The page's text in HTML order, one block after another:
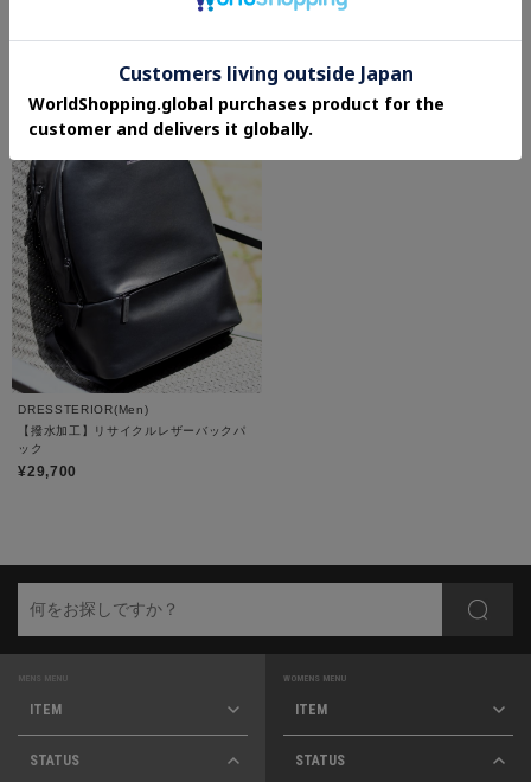
DRESSTERIOR(Men)
【撥水加工】リサイクルレザーバックパ
ック
¥29,700
MENS MENU
ITEM
STATUS
WOMENS MENU
ITEM
STATUS